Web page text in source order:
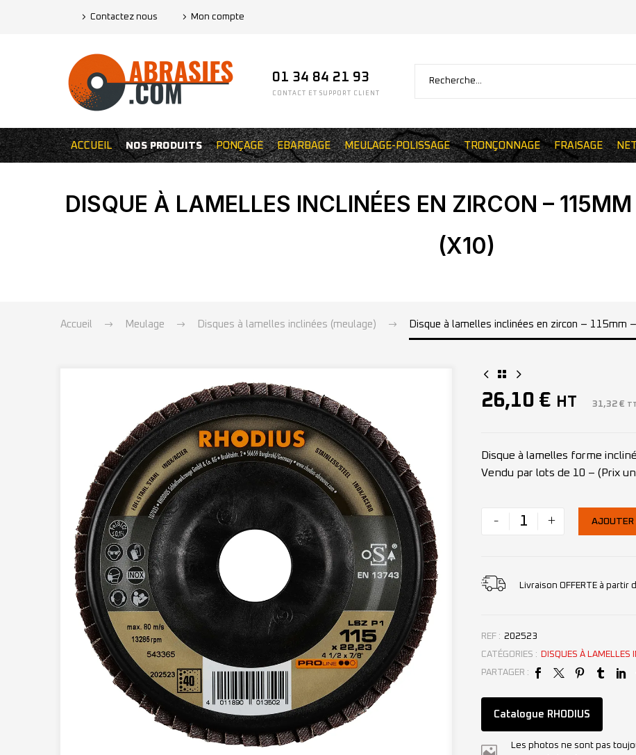
Contactez nous Mon compte
01 34 84 21 93
CONTACT ET SUPPORT CLIENT
ACCUEIL NOS PRODUITS PONÇAGE EBARBAGE MEULAGE-POLISSAGE TRONÇONNAGE FRAISAGE
DISQUE À LAMELLES INCLINÉES EN ZIRCON –
(X10)
Accueil Meulage Disques à lamelles inclinées (meulage) Disque à lamelles inclinées en zircon – 115mm
26,10 € HT 31,32 €
Disque à lamelles forme
Vendu par lots de 10 – (Prix
- + AJOUTER
Livraison OFFERTE à partir
REF : 202523
CATÉGORIES :
DISQUES À LAMELLES
PARTAGER :
Catalogue RHODIUS
Les photos ne sont pas